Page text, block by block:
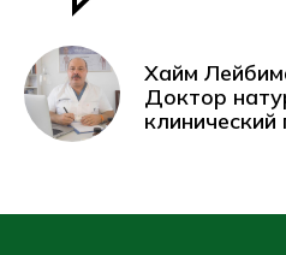
Хайм
Доктор
клинический